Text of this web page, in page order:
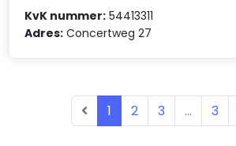
KvK nummer: 54413311
Adres: Concertweg 27
1 2 3 ... 3